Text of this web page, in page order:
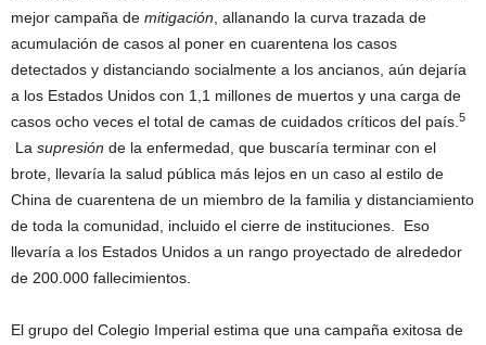
mejor campaña de mitigación , allanando la curva trazada de
acumulación de casos al poner en cuarentena los casos
detectados y distanciando socialmente a los ancianos, aún dejaría
a los Estados Unidos con 1,1 millones de muertos y una carga de
casos ocho veces el total de camas de cuidados críticos del país. 5
La supresión de la enfermedad, que buscaría terminar con el
brote, llevaría la salud pública más lejos en un caso al estilo de
China de cuarentena de un miembro de la familia y distanciamiento
de toda la comunidad, incluido el cierre de instituciones. Eso
llevaría a los Estados Unidos a un rango proyectado de alrededor
de 200.000 fallecimientos.
El grupo del Colegio Imperial estima que una campaña exitosa de